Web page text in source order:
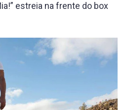
estreia na frente do box